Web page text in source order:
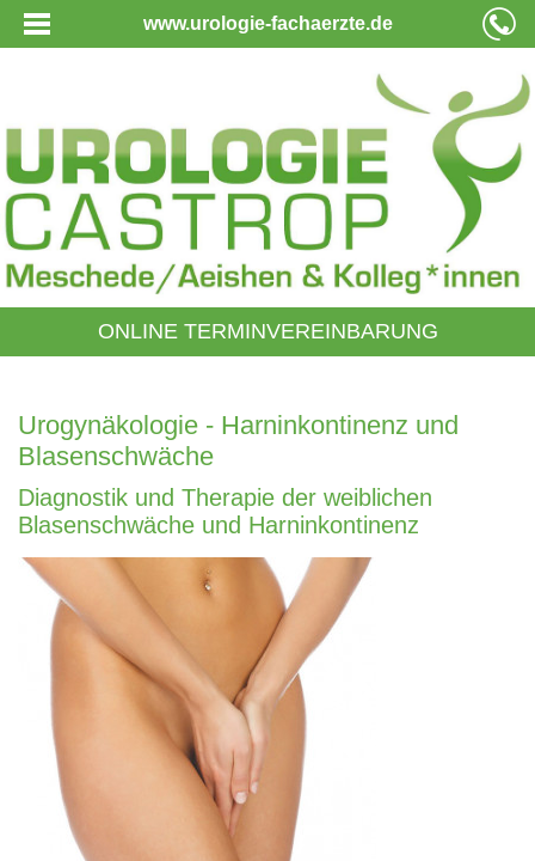
www.urologie-fachaerzte.de
ONLINE TERMINVEREINBARUNG
Urogynäkologie - Harninkontinenz und
Blasenschwäche
Diagnostik und Therapie der weiblichen
Blasenschwäche und Harninkontinenz